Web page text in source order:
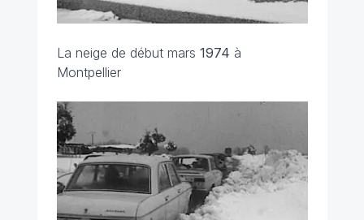
La neige de début mars 1974 à
Montpellier